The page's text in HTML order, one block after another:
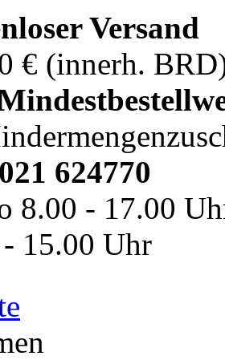
Versand
€ (innerh.
624770
8.00 - 17.00
15.00 Uhr